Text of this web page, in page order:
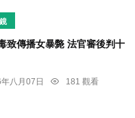
致傳播女暴斃 法官審後判十
八月07日
181 觀看